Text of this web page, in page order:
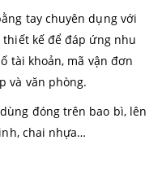
tay chuyên dụng với
thiết kế để đáp ứng nhu
tài khoản, mã vận đơn
và văn phòng.
đóng trên bao bì, lên
chai nhựa…